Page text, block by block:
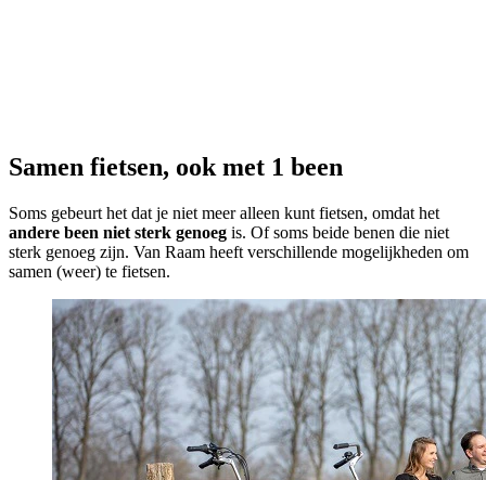
Samen fietsen, ook met 1 been
Soms gebeurt het dat je niet meer alleen kunt fietsen, omdat het
andere been niet sterk genoeg is. Of soms beide benen die niet
sterk genoeg zijn. Van Raam heeft verschillende mogelijkheden om
samen (weer) te fietsen.